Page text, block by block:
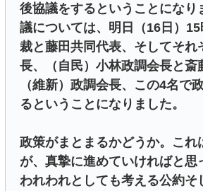
後協議をするということになり
議については、明日（16日）
裁と藤田共同代表、そしてそれ
長、（自民）小林政調会長と斎
（維新）政調会長、この4名で
るということになりました。
政策がまとまるかどうか。これ
が、真摯に進めていければと思
われわれとしても考える公約そ